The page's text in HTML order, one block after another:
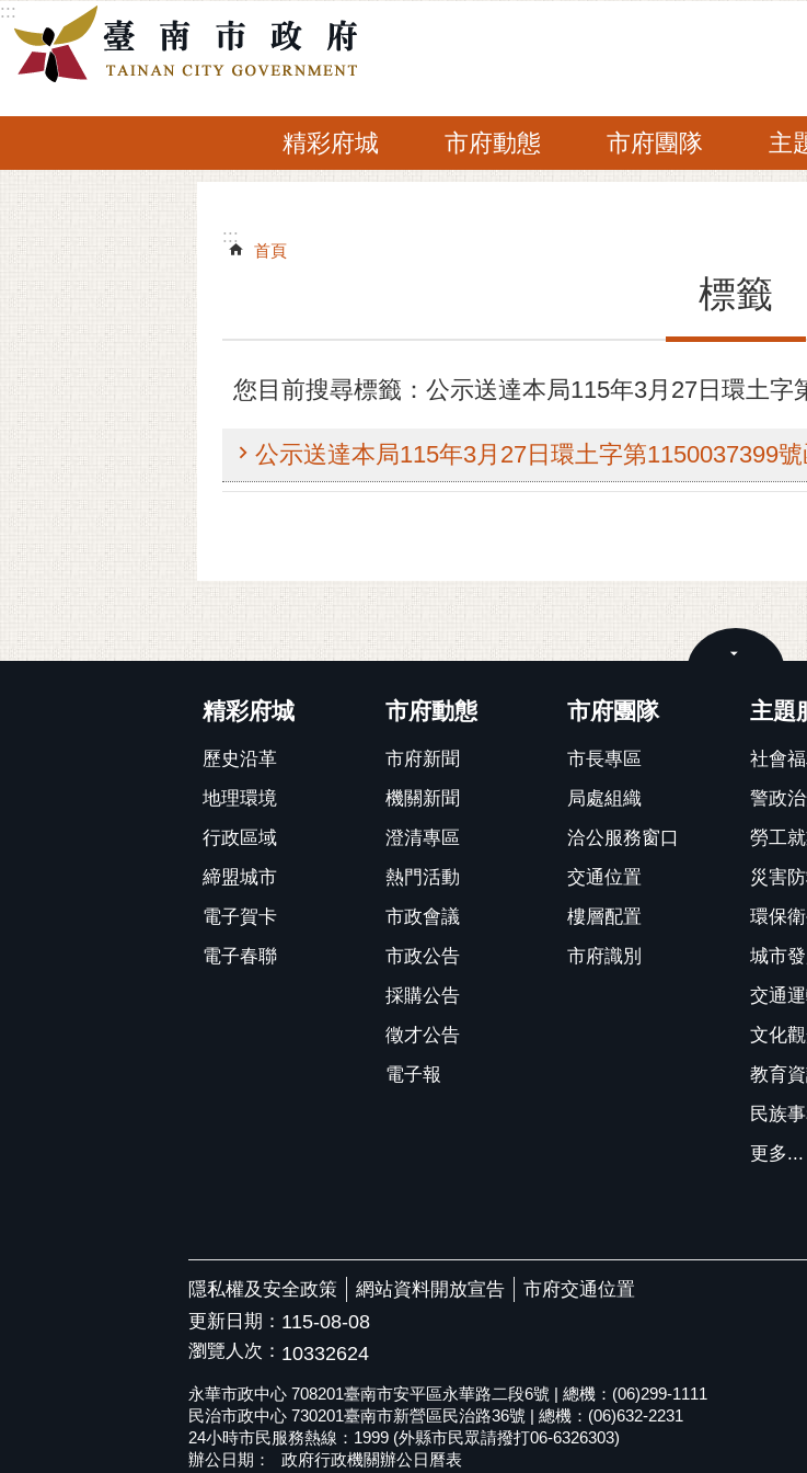
跳到主要內容區塊
:::
精彩府城 市府動態 市府團隊 主
:::
:::
首頁
標籤
您目前搜尋標籤：公示送達本局115年3月27日環土字
公示送達本局115年3月27日環土字第1150037399
精彩府城
歷史沿革
地理環境
行政區域
締盟城市
電子賀卡
電子春聯
市府動態
市府新聞
機關新聞
澄清專區
熱門活動
市政會議
市政公告
採購公告
徵才公告
電子報
市府團隊
市長專區
局處組織
洽公服務窗口
交通位置
樓層配置
市府識別
主題
社會福
警政
勞工
災害
環保
城市
交通
文化
教育
民族
更多...
隱私權及安全政策 網站資料開放宣告
市府交通位置
更新日期： 115-08-08
瀏覽人次： 10332624
永華市政中心 708201臺南市安平區永華路二段6號 | 總機：(06)299-1111
民治市政中心 730201臺南市新營區民治路36號 | 總機：(06)632-2231
24小時市民服務熱線：1999 (外縣市民眾請撥打06-6326303)
辦公日期：
政府行政機關辦公日曆表